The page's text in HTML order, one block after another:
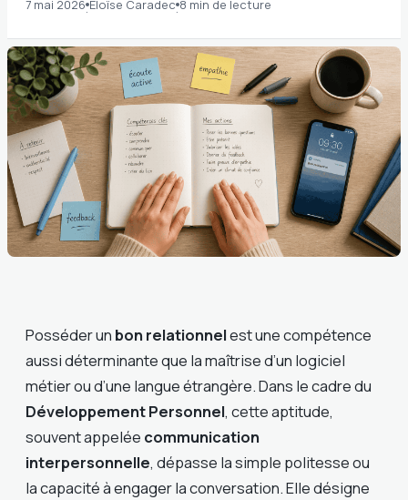
7 mai 2026·Éloïse Caradec·8 min de lecture
Posséder un bon relationnelest une compétence
aussi déterminante que la maîtrise d’un logiciel
métier ou d’une langue étrangère. Dans le cadre du
Développement Personnel, cette aptitude,
souvent appelée communication
interpersonnelle, dépasse la simple politesse ou
la capacité à engager la conversation. Elle désigne